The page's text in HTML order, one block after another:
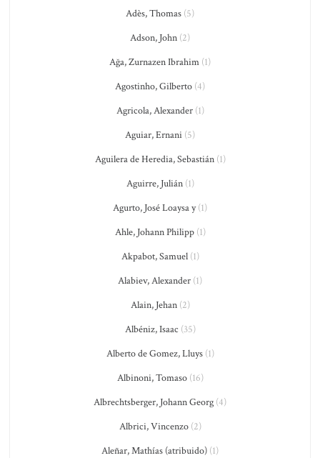
Adès, Thomas (5)
Adson, John (2)
Ağa, Zurnazen Ibrahim (1)
Agostinho, Gilberto (4)
Agricola, Alexander(1)
Aguiar, Ernani (5)
Aguilera de Heredia, Sebastián(1)
Aguirre, Julián(1)
Agurto, José Loaysa y(1)
Ahle, Johann Philipp(1)
Akpabot, Samuel(1)
Alabiev, Alexander (1)
Alain, Jehan(2)
Albéniz, Isaac (35)
Alberto de Gomez, Lluys(1)
Albinoni, Tomaso(16)
Albrechtsberger, Johann Georg (4)
Albrici, Vincenzo(2)
Aleñar, Mathías (atribuido) (1)